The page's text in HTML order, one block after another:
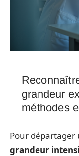
grandeur
méthodes
Pour départager
grandeur